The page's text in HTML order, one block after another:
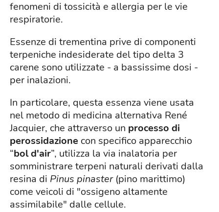
fenomeni di tossicità e allergia per le vie
respiratorie.
Essenze di trementina prive di componenti
terpeniche indesiderate del tipo delta 3
carene sono utilizzate - a bassissime dosi -
per inalazioni.
In particolare, questa essenza viene usata
nel metodo di medicina alternativa René
Jacquier, che attraverso un processo di
perossidazione con specifico apparecchio
“bol d'air”, utilizza la via inalatoria per
somministrare terpeni naturali derivati dalla
resina di Pinus pinaster(pino marittimo)
come veicoli di "ossigeno altamente
assimilabile" dalle cellule.